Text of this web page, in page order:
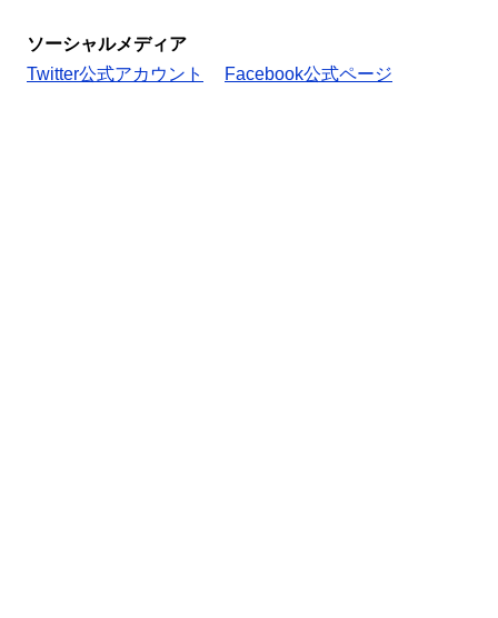
ソーシャルメディア
Twitter公式アカウント
Facebook公式ページ